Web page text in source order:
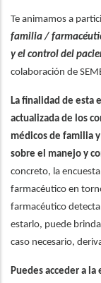
la
Te animamos a
familia /
y el control del
colaboración de
La finalidad de esta
actualizada de los
médicos de familia
sobre el manejo y
concreto, la
farmacéutico en
farmacéutico
estarlo, puede
caso necesario,
Puedes acceder a